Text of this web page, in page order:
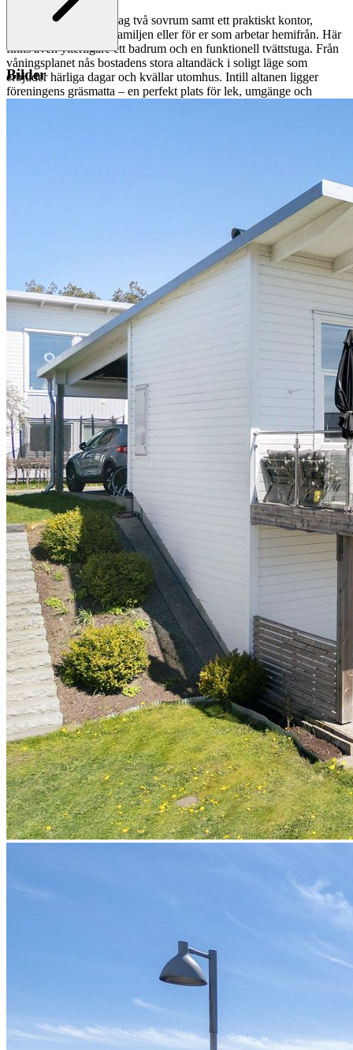
Nedre plan erbjuder idag två sovrum samt ett praktiskt kontor,
perfekt för den större familjen eller för er som arbetar hemifrån. Här
finns även ytterligare ett badrum och en funktionell tvättstuga. Från
våningsplanet nås bostadens stora altandäck i soligt läge som
erbjuder härliga dagar och kvällar utomhus. Intill altanen ligger
föreningens gräsmatta – en perfekt plats för lek, umgänge och
Bilder